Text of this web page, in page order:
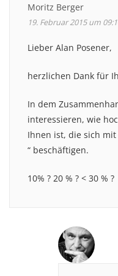
Moritz Berger
19. Februar 2015 um
Lieber Alan Posener,
herzlichen Dank für
In dem
interessieren, wie
Ihnen ist, die sich mit
“ beschäftigen.
10% ? 20 % ? < 30 % ?